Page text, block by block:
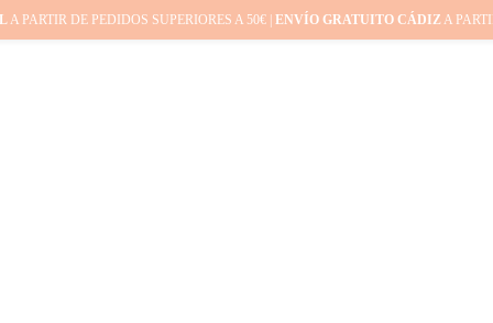
A PARTIR DE PEDIDOS SUPERIORES A 50€ | ENVÍO GRATUITO CÁDIZA